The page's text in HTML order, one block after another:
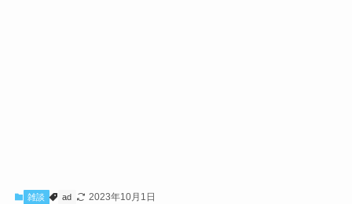
雑談 ad 2023年10月1日